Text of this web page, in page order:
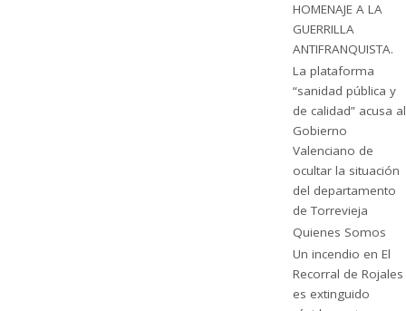
HOMENAJE A LA
GUERRILLA
ANTIFRANQUISTA.
La plataforma
“sanidad pública y
de calidad” acusa al
Gobierno
Valenciano de
ocultar la situación
del departamento
de Torrevieja
Quienes Somos
Un incendio en El
Recorral de Rojales
es extinguido